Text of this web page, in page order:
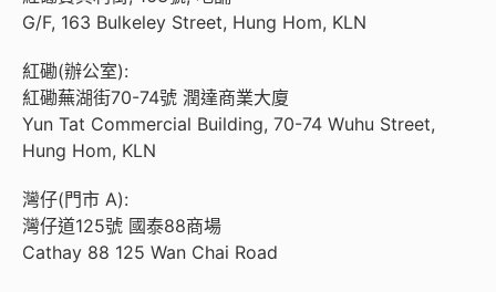
G/F, 163 Bulkeley Street, Hung Hom, KLN
紅磡(辦公室):
紅磡蕪湖街70-74號 潤達商業大廈
Yun Tat Commercial Building, 70-74 Wuhu Street,
Hung Hom, KLN
灣仔(門市 A):
灣仔道125號 國泰88商場
Cathay 88 125 Wan Chai Road